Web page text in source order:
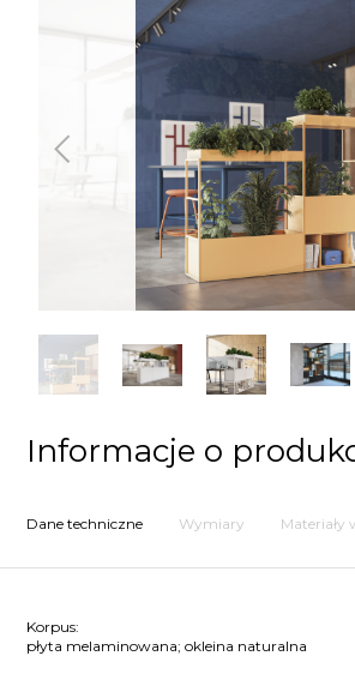
Poprzedni
Informacje o
Dane techniczne Wymiary Materiały
Korpus:
płyta melaminowana; okleina naturalna